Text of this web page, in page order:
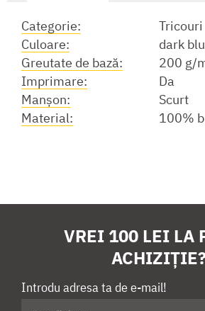
Categorie:
Tricouri
Culoare:
dark
Greutate de bază:
200 g/
Imprimare:
Da
Manşon:
Scurt
Material:
100%
VREI 100 LEI LA
Introdu adresa ta de e-mail!